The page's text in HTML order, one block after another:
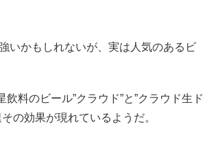
いかもしれないが、実は人気のあるビ
料のビール”クラウド”と”クラウド生ド
の効果が現れているようだ。